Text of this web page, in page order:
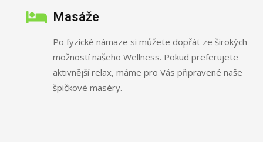
Masáže
Po fyzické námaze si můžete dopřát ze širokých
možností našeho Wellness. Pokud preferujete
aktivnější relax, máme pro Vás připravené naše
špičkové maséry.